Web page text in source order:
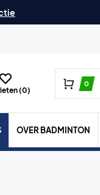
(0)
0
OVER BADMINTON